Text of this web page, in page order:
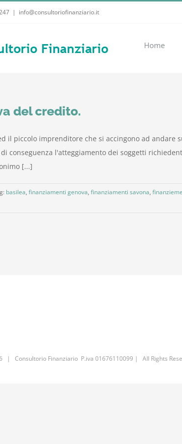
| info@consultoriofinanziario.it
Home
del credito.
il piccolo imprenditore che si accingono ad
conseguenza l'atteggiamento dei soggetti
[...]
basilea, finanziamenti genova, finanziamenti savona,
| Consultorio Finanziario P.iva 01676110099 | All Rights